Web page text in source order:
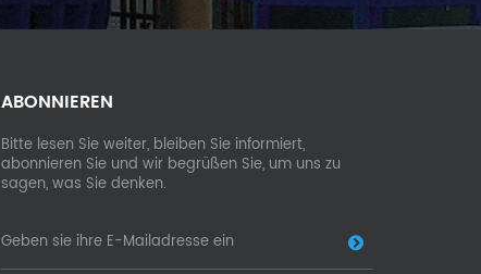
ABONNIEREN
Bitte lesen Sie weiter, bleiben Sie informiert,
abonnieren Sie und wir begrüßen Sie, um uns zu
sagen, was Sie denken.